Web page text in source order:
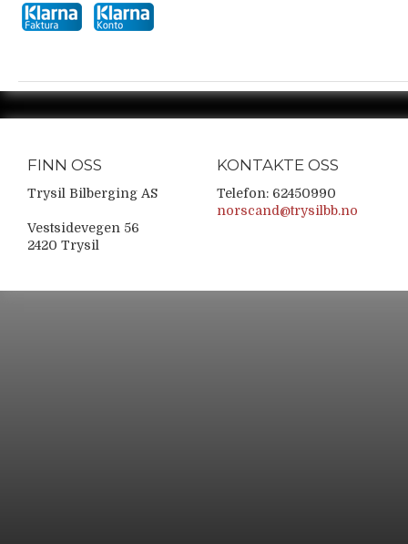
FINN OSS
Trysil Bilberging AS
Vestsidevegen 56
2420 Trysil
KONTAKTE OSS
Telefon: 62450990
norscand@trysilbb.no